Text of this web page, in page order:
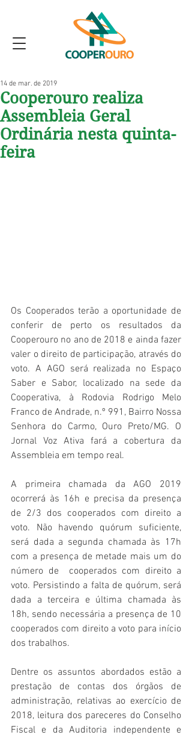
Cooperouro realiza
Assembleia Geral
Ordinária nesta quinta-
feira
14 de mar. de 2019
Os Cooperados terão a oportunidade de
conferir de perto os resultados da
Cooperouro no ano de 2018 e ainda fazer
valer o direito de participação, através do
voto. A AGO será realizada no Espaço
Saber e Sabor, localizado na sede da
Cooperativa, à Rodovia Rodrigo Melo
Franco de Andrade, n.º 991, Bairro Nossa
Senhora do Carmo, Ouro Preto/MG. O
Jornal Voz Ativa fará a cobertura da
Assembleia em tempo real.
A primeira chamada da AGO 2019
ocorrerá às 16h e precisa da presença
de 2/3 dos cooperados com direito a
voto. Não havendo quórum suficiente,
será dada a segunda chamada às 17h
com a presença de metade mais um do
número de  cooperados com direito a
voto. Persistindo a falta de quórum, será
dada a terceira e última chamada às
18h, sendo necessária a presença de 10
cooperados com direito a voto para início
dos trabalhos.
Dentre os assuntos abordados estão a
prestação de contas dos órgãos de
administração, relativas ao exercício de
2018, leitura dos pareceres do Conselho
Fiscal e da Auditoria independente e